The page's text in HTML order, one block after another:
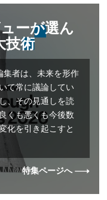
ーが選ん
技術
集者は、未来を形作
て常に議論してい
、その見通しを読
くも悪くも今後数
化を引き起こすと
特集ページへ